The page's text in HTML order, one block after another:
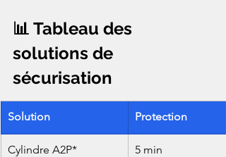
📊 Tableau des
solutions de
sécurisation
Solution Protection
Cylindre A2P* 5 min